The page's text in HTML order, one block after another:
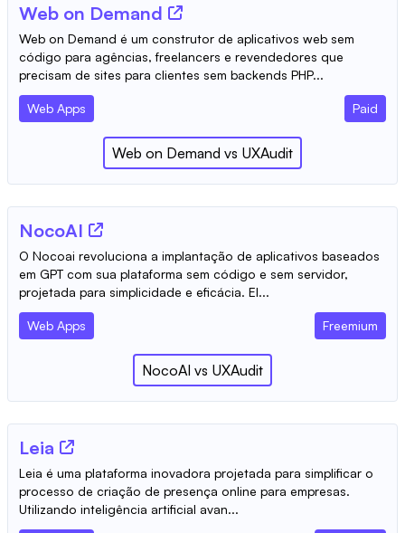
Web on Demand
Web on Demand é um construtor de aplicativos web sem
código para agências, freelancers e revendedores que
precisam de sites para clientes sem backends PHP...
Web Apps Paid
Web on Demand vs UXAudit
NocoAI
O Nocoai revoluciona a implantação de aplicativos baseados
em GPT com sua plataforma sem código e sem servidor,
projetada para simplicidade e eficácia. El...
Web Apps Freemium
NocoAI vs UXAudit
Leia
Leia é uma plataforma inovadora projetada para simplificar o
processo de criação de presença online para empresas.
Utilizando inteligência artificial avan...